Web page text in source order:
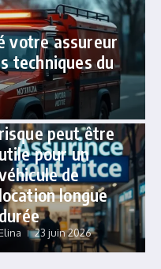
votre assureur
techniques du
Contrats Personnalisés
l’assurance tout
peut être
utile pour un
de
location longue
durée
23 juin 2026